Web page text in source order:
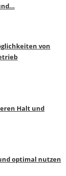
von
Halt und
optimal nutzen